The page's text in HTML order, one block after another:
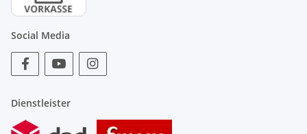
Social Media
Dienstleister